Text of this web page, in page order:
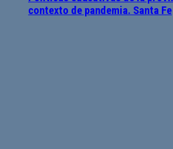
contexto de pandemia. Santa Fe